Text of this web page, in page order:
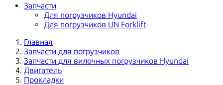
Запчасти
Для погрузчиков Hyundai
Для погрузчиков UN Forklift
Главная
Запчасти для погрузчиков
Запчасти для вилочных погрузчиков Hyundai
Двигатель
Прокладки